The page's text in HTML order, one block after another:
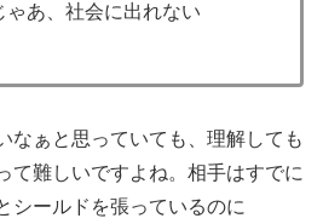
あ、社会に出れない
なぁと思っていても、理解しても
て難しいですよね。相手はすでに
シールドを張っているのに